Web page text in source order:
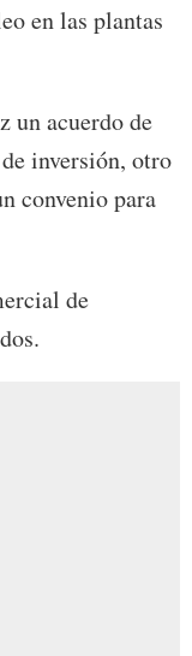
en las plantas
un acuerdo de
inversión, otro
convenio para
de